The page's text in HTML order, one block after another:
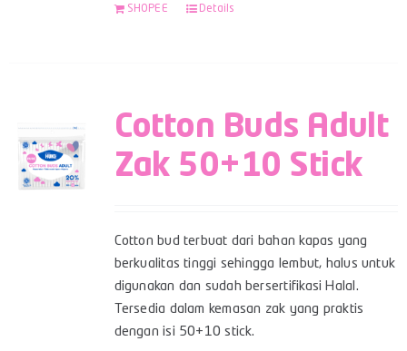
SHOPEE Details
Cotton Buds Adult
Zak 50+10 Stick
Cotton bud terbuat dari bahan kapas yang
berkualitas tinggi sehingga lembut, halus untuk
digunakan dan sudah bersertifikasi Halal.
Tersedia dalam kemasan zak yang praktis
dengan isi 50+10 stick.